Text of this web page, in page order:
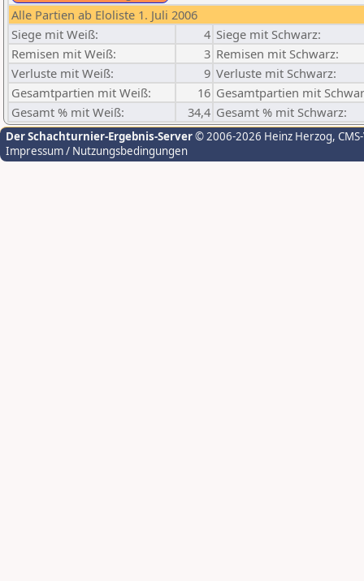
Alle Partien ab Eloliste 1. Juli 2006
Siege mit Weiß:
4 Siege mit Schwarz:
Remisen mit Weiß:
3 Remisen mit Schwarz:
Verluste mit Weiß:
9 Verluste mit Schwarz:
Gesamtpartien mit Weiß:
16 Gesamtpartien mit
Gesamt % mit Weiß:
34,4 Gesamt % mit Schwarz:
Der Schachturnier-Ergebnis-Server© 2006-2026 Heinz Herzog,
Impressum / Nutzungsbedingungen